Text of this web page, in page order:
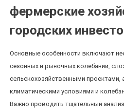
фермерские
городских
Основные особенности включают
сезонных и рыночных колебаний,
сельскохозяйственными проектами,
климатическими условиями и
Важно проводить тщательный